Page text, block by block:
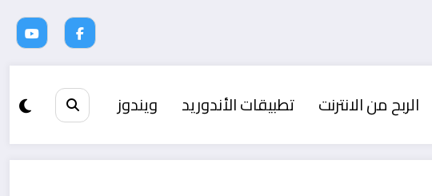
الربح من الانترنت تطبيقات الأندوريد ويندوز